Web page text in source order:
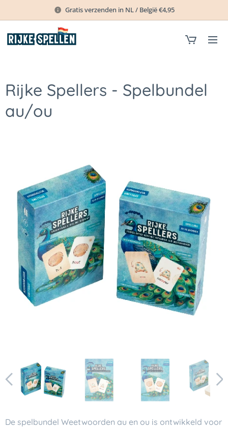
Gratis verzenden in NL / België €4,95
Rijke Spellers - Spelbundel
au/ou
De spelbundel Weetwoorden au en ou is ontwikkeld voor